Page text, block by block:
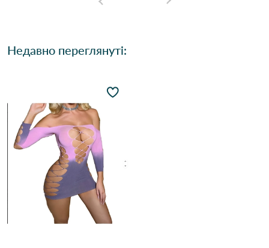
Недавно переглянуті: